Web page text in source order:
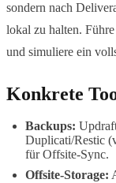
sondern nach
lokal zu halten.
und simuliere ein
Konkrete
Backups:
Duplicati/Restic
für Offsite-Sync.
Offsite-Storage: